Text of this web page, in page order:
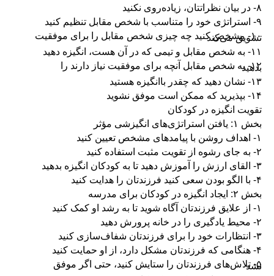
۸- در بیان نظراتتان، زیاده‌روی نکنید
۹- استراتژی خود را متناسب با شخص مقابل تنظیم کنید
۱۰- مشخص کنید چه چیزی شخص مقابل را برای موفقیت
تشویق می‌کند
۱۱- به شخص مقابل و تیمی که در آن هست، انگیزه دهید
۱۲- به شخص مقابل آنچه برای موفقیت نیاز دارند را
بدهید
۱۳- نشان دهید که چقدر باانگیزه هستید
۱۴- بپذیرید که ممکن است موفق نشوید
تقویت انگیزه در کودکان
بخش ۱: یافتن استراتژی‌های انگیزشی مؤثر
۱- اهداف روشن با پیامدهای مشخص تعیین کنید
۲- به جای رشوه از تقویت مثبت استفاده کنید
۳- القای ارزش را آموزش دهید تا به کودکان انگیزه بدهید
۴- با الگو بودن سعی کنید فرزندتان را هدایت کنید
بخش ۲: ایجاد انگیزه در کودکان برای مدرسه
۱- از علایق فرزندتان آگاه شوید تا به رشد او کمک کنید
۲- محیط یادگیری را در خانه پرورش دهید
۳- انتظارات خود را برای فرزندتان شفاف‌سازی کنید
۴- هنگامی که فرزندتان مشکل دارد، از او حمایت کنید
۵- تلاش‌های فرزندتان را ستایش کنید، حتی اگر موفق
نشد